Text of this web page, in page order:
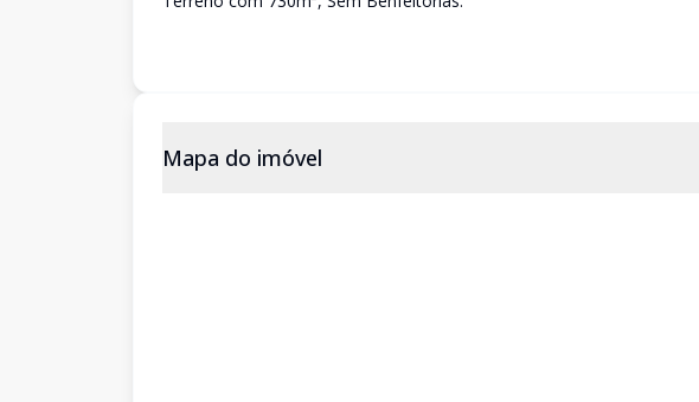
Mapa do imóvel